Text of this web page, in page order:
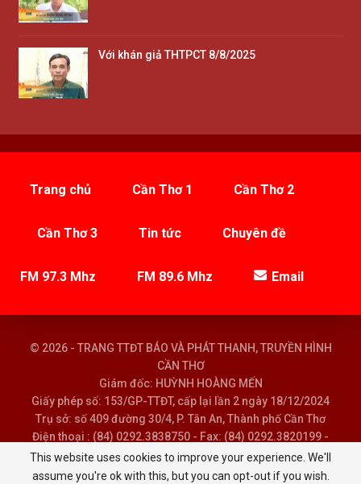
Với khán giả THTPCT 8/8/2025
Trang chủ Cần Thơ 1 Cần Thơ 2
Cần Thơ 3 Tin tức Chuyên đề
FM 97.3 Mhz FM 89.6 Mhz Email
© 2026 - TRANG TTĐT BÁO VÀ PHÁT THANH, TRUYỀN HÌNH
CẦN THƠ
Giám đốc: HUỲNH HOÀNG MẾN
Giấy phép số: 153/GP-TTĐT, cấp lại lần 2 ngày 18/12/2024
Trụ sở: số 409 đường 30/4, P. Tân An, Thành phố Cần Thơ
Điện thoại : (84) 0292.3838750 - Fax: (84) 0292.3820199 -
Email : baoptth@cantho.gov.vn
This website uses cookies to improve your experience. We'll
assume you're ok with this, but you can opt-out if you wish.